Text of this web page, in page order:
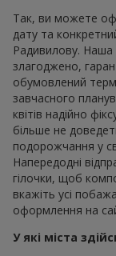
Так, ви можете
дату та
Радивилову. Наша
злагоджено,
обумовлений
завчасного
квітів надійно
більше не
подорожчання у
Напередодні
гілочки, щоб
вкажіть усі
оформлення на
У які міста